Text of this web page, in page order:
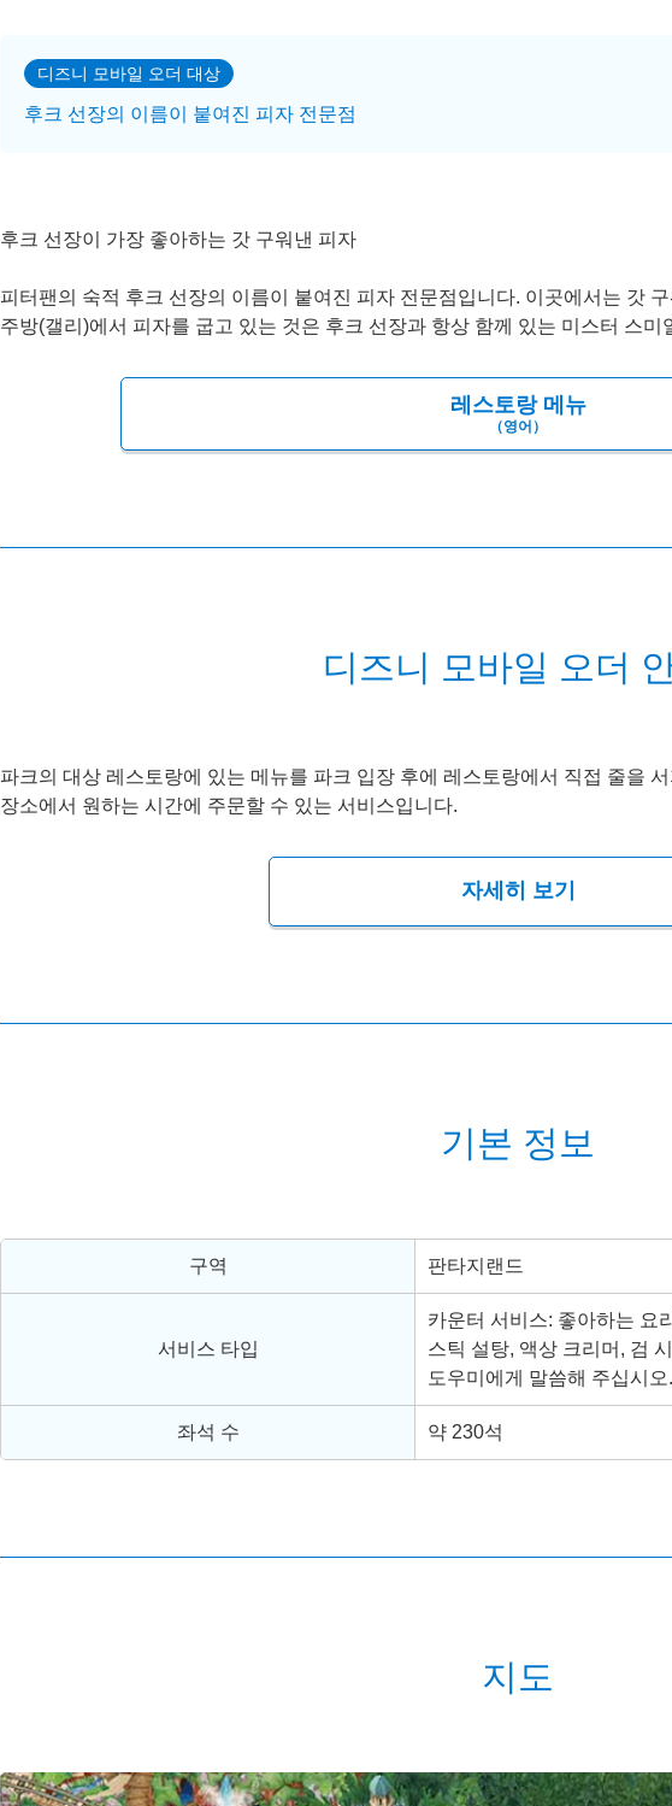
디즈니 모바일 오더 대상
후크 선장의 이름이 붙여진 피자 전문점
후크 선장이 가장 좋아하는 갓 구워낸 피자
피터팬의 숙적 후크 선장의 이름이 붙여진 피자 전문점입니다. 이곳에서는 갓
주방(갤리)에서 피자를 굽고 있는 것은 후크 선장과 항상 함께 있는 미스터 스미
레스토랑 메뉴
（영어）
디즈니 모바일 오더
파크의 대상 레스토랑에 있는 메뉴를 파크 입장 후에 레스토랑에서 직접 줄을
장소에서 원하는 시간에 주문할 수 있는 서비스입니다.
자세히 보기
기본 정보
구역 판타지랜드
서비스 타입
카운터 서비스: 좋아하는 요
스틱 설탕, 액상 크리머, 검
도우미에게 말씀해 주십시오.
좌석 수 약 230석
지도